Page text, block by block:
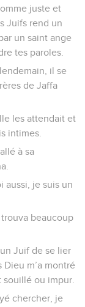
juste et
Juifs rend un
un saint ange
tes paroles.
il se
de Jaffa
les attendait et
intimes.
à sa
aussi, je suis un
beaucoup
Juif de se lier
Dieu m’a montré
souillé ou impur.
chercher, je